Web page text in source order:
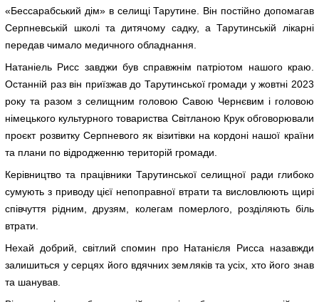
«Бессарабський дім» в селищі Тарутине. Він постійно допомагав
Серпневській школі та дитячому садку, а Тарутинській лікарні
передав чимало медичного обладнання.
Натаніель Рисс завджи був справжнім патріотом нашого краю.
Останній раз він приїзжав до Тарутинської громади у жовтні 2023
року та разом з селищним головою Савою Чернєвим і головою
німецького культурного товариства Світланою Крук обговорювали
проєкт розвитку Серпневого як візитівки на кордоні нашої країни
та плани по відродженню територій громади.
Керівництво та працівники Тарутинської селищної ради глибоко
сумують з приводу цієї непоправної втрати та висловлюють щирі
співчуття рідним, друзям, колегам померлого, розділяють біль
втрати.
Нехай добрий, світлий спомин про Натанієля Рисса назавжди
залишиться у серцях його вдячних земляків та усіх, хто його знав
та шанував.